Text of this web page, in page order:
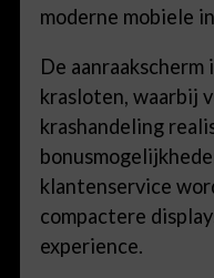
moderne mobiele
De
krasloten, waarbij
krashandeling
klantenservice
compactere
experience.